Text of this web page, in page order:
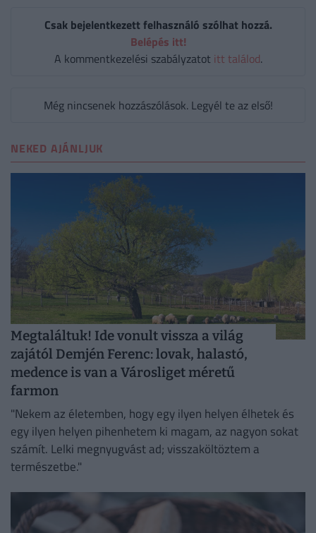
Csak bejelentkezett felhasználó szólhat hozzá.
Belépés itt!
A kommentkezelési szabályzatot itt találod.
Még nincsenek hozzászólások. Legyél te az első!
NEKED AJÁNLJUK
Megtaláltuk! Ide vonult vissza a világ
zajától Demjén Ferenc: lovak, halastó,
medence is van a Városliget méretű
farmon
"Nekem az életemben, hogy egy ilyen helyen élhetek és
egy ilyen helyen pihenhetem ki magam, az nagyon sokat
számít. Lelki megnyugvást ad; visszaköltöztem a
természetbe."